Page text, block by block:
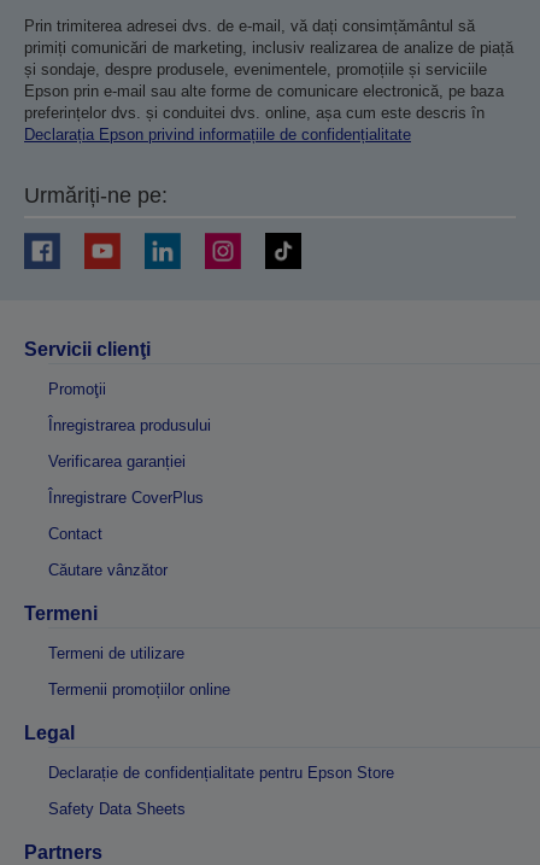
Prin trimiterea adresei dvs. de e-mail, vă dați consimțământul să
primiți comunicări de marketing, inclusiv realizarea de analize de piață
și sondaje, despre produsele, evenimentele, promoțiile și serviciile
Epson prin e-mail sau alte forme de comunicare electronică, pe baza
preferințelor dvs. și conduitei dvs. online, așa cum este descris în
Declarația Epson privind informațiile de confidențialitate
Urmăriți-ne pe:
Servicii clienţi
Promoţii
Înregistrarea produsului
Verificarea garanției
Înregistrare CoverPlus
Contact
Căutare vânzător
Termeni
Termeni de utilizare
Termenii promoțiilor online
Legal
Declarație de confidențialitate pentru Epson Store
Safety Data Sheets
Partners